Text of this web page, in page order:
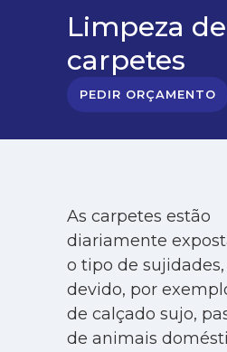
Limpeza de
carpetes
PEDIR ORÇAMENTO
As carpetes estão
diariamente
o tipo de sujidades,
devido, por
de calçado sujo,
de animais